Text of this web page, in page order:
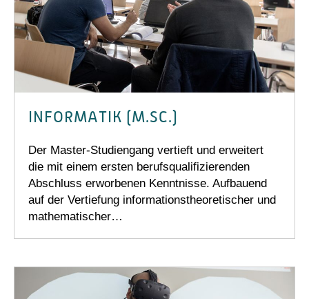
INFORMATIK (M.SC.)
Der Master-Studiengang vertieft und erweitert
die mit einem ersten berufsqualifizierenden
Abschluss erworbenen Kenntnisse. Aufbauend
auf der Vertiefung informationstheoretischer und
mathematischer…